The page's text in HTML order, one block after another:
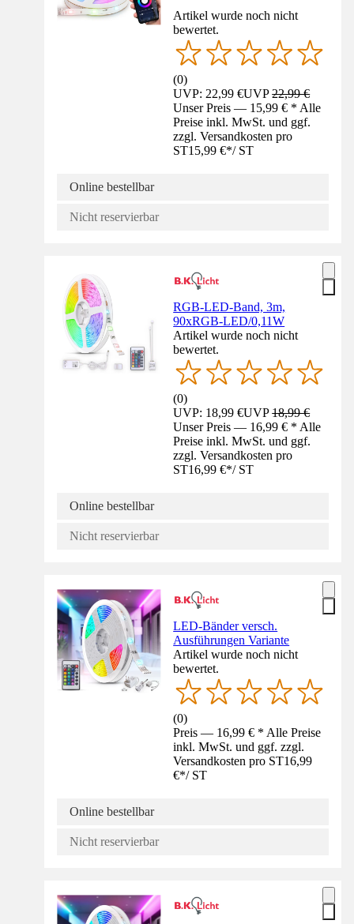
Artikel wurde noch nicht
bewertet.
(0)
UVP: 22,99 €UVP22,99 €
Unser Preis — 15,99 € * Alle
Preise inkl. MwSt. und ggf.
zzgl. Versandkosten pro
ST15,99 €*/ ST
Online bestellbar
Nicht reservierbar
RGB-LED-Band, 3m,
90xRGB-LED/0,11W
Artikel wurde noch nicht
bewertet.
(0)
UVP: 18,99 €UVP18,99 €
Unser Preis — 16,99 € * Alle
Preise inkl. MwSt. und ggf.
zzgl. Versandkosten pro
ST16,99 €*/ ST
Online bestellbar
Nicht reservierbar
LED-Bänder versch.
Ausführungen Variante
Artikel wurde noch nicht
bewertet.
(0)
Preis — 16,99 € * Alle Preise
inkl. MwSt. und ggf. zzgl.
Versandkosten pro ST16,99
€*/ ST
Online bestellbar
Nicht reservierbar